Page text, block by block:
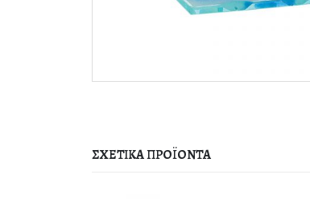
ΣΧΕΤΙΚΆ ΠΡΟΪΌΝΤΑ